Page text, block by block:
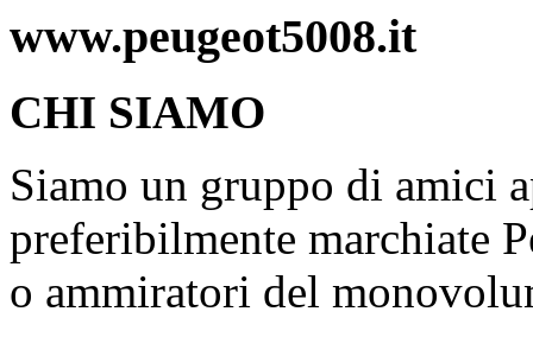
www.peugeot5008.it
CHI SIAMO
Siamo un gruppo di amici
preferibilmente marchiate
o ammiratori del